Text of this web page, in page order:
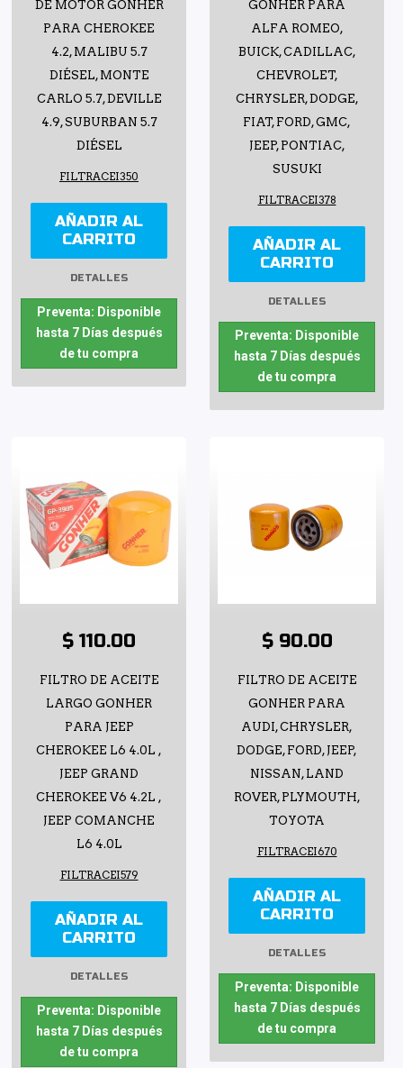
DE MOTOR GONHER
PARA CHEROKEE
4.2, MALIBU 5.7
DIÉSEL, MONTE
CARLO 5.7, DEVILLE
4.9, SUBURBAN 5.7
DIÉSEL
FILTRACEI350
AÑADIR AL
CARRITO
DETALLES
Preventa: Disponible
hasta 7 Días después
de tu compra
GONHER PARA
ALFA ROMEO,
BUICK, CADILLAC,
CHEVROLET,
CHRYSLER, DODGE,
FIAT, FORD, GMC,
JEEP, PONTIAC,
SUSUKI
FILTRACEI378
AÑADIR AL
CARRITO
DETALLES
Preventa: Disponible
hasta 7 Días después
de tu compra
$ 110.00
FILTRO DE ACEITE
LARGO GONHER
PARA JEEP
CHEROKEE L6 4.0L ,
JEEP GRAND
CHEROKEE V6 4.2L ,
JEEP COMANCHE
L6 4.0L
FILTRACEI579
AÑADIR AL
CARRITO
DETALLES
Preventa: Disponible
hasta 7 Días después
de tu compra
$ 90.00
FILTRO DE ACEITE
GONHER PARA
AUDI, CHRYSLER,
DODGE, FORD, JEEP,
NISSAN, LAND
ROVER, PLYMOUTH,
TOYOTA
FILTRACEI670
AÑADIR AL
CARRITO
DETALLES
Preventa: Disponible
hasta 7 Días después
de tu compra